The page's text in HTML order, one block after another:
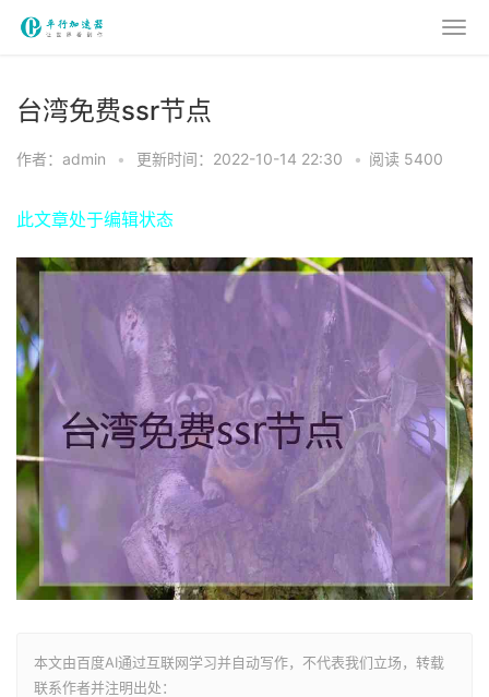
台湾免费ssr节点
作者：admin • 更新时间：2022-10-14 22:30 • 阅读 5400
此文章处于编辑状态
本文由百度AI通过互联网学习并自动写作，不代表我们立场，转载
联系作者并注明出处：